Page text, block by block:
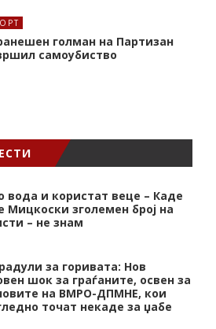
голман на Партизан
самоубиство
вода и користат веце – Каде
Мицкоски зголемен број на
– не знам
за горивата: Нов
шок за граѓаните, освен за
на ВМРО-ДПМНЕ, кои
точат некаде за џабе